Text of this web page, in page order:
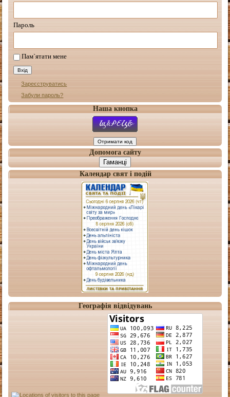
Пароль
Пам`ятати мене
Зареєструватись
Забули пароль?
Наша кнопка
Допомога сайту
Гаманці
Календар свят і подій
Географія відвідувань